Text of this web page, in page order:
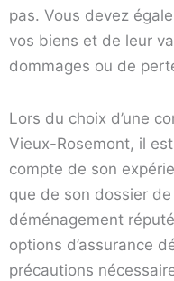
pas. Vous devez
vos biens et de leur
dommages ou de
Lors du choix d’une
Vieux-Rosemont, il
compte de son
que de son dossier
déménagement
options d’assurance
précautions